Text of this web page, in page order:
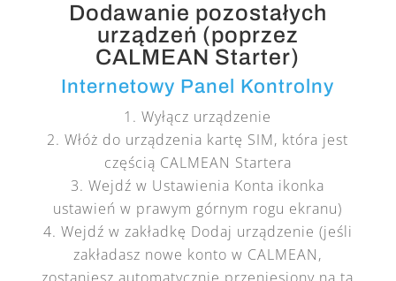
Dodawanie pozostałych
urządzeń (poprzez
CALMEAN Starter)
Internetowy Panel Kontrolny
Wyłącz urządzenie
Włóż do urządzenia kartę SIM, która jest
częścią CALMEAN Startera
Wejdź w Ustawienia Konta ikonka
ustawień w prawym górnym rogu ekranu)
Wejdź w zakładkę Dodaj urządzenie (jeśli
zakładasz nowe konto w CALMEAN,